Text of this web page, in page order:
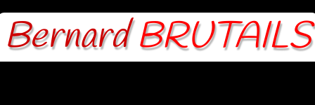
BernardBRUTAILS